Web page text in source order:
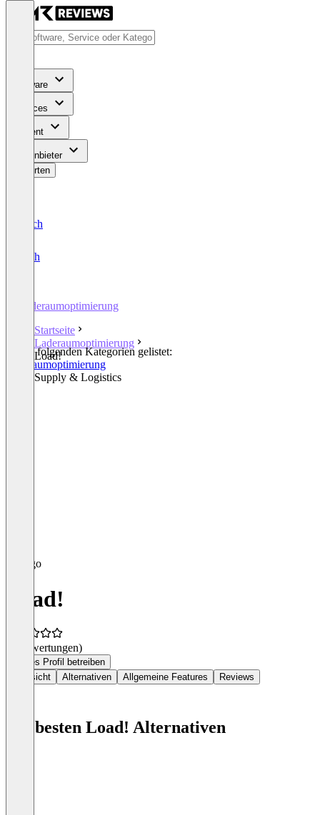
Software
Services
Content
Für Anbieter
Bewerten
Deutsch
English
Laderaumoptimierung
Startseite
Laderaumoptimierung
Load!
In den folgenden Kategorien gelistet:
Laderaumoptimierung
Other Supply & Logistics
Load!
(0 Bewertungen)
Dieses Profil betreiben
Übersicht
Alternativen Allgemeine Features Reviews
Die besten Load! Alternativen